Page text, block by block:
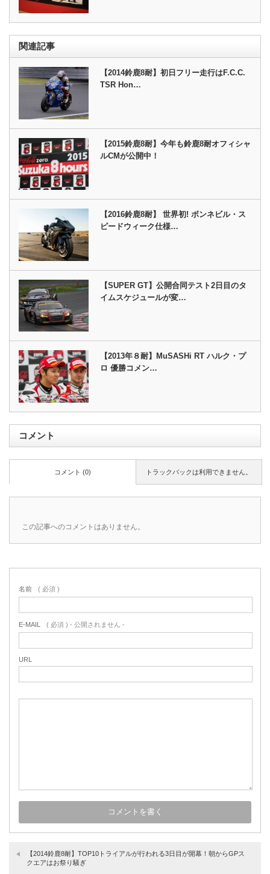
関連記事
【2014鈴鹿8耐】初日フリー走行はF.C.C.
TSR Hon…
【2015鈴鹿8耐】今年も鈴鹿8耐オフィシャ
ルCMが公開中！
【2016鈴鹿8耐】 世界初! ボンネビル・ス
ピードウィーク仕様…
【SUPER GT】公開合同テスト2日目のタ
イムスケジュールが変…
【2013年８耐】MuSASHi RT ハルク・プ
ロ 優勝コメン…
コメント
トラックバックは利用できません。
コメント (0)
この記事へのコメントはありません。
名前 ( 必須 )
E-MAIL ( 必須 ) - 公開されません -
URL
【2014鈴鹿8耐】TOP10トライアルが行われる3日目が開幕！朝からGPス
クエアはお祭り騒ぎ